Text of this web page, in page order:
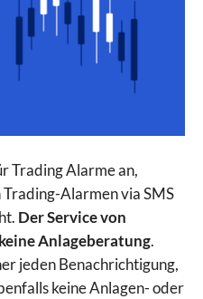
Trading Alarme an,
Alarmen via SMS
Der Service von
Anlageberatung.
jeden Benachrichtigung,
keine Anlagen- oder